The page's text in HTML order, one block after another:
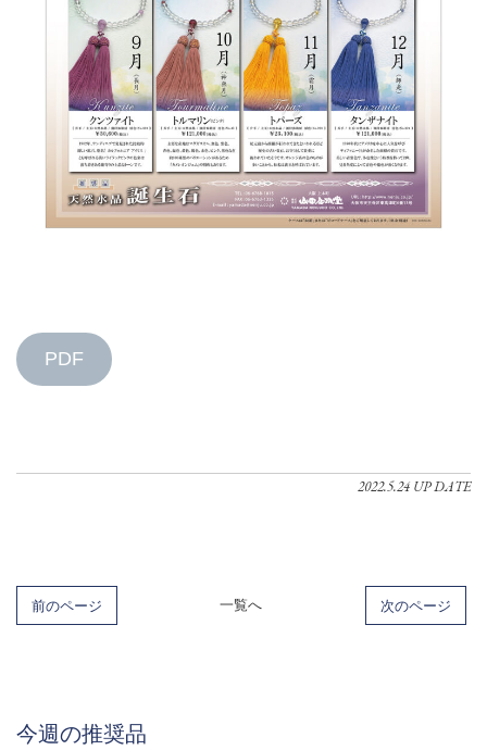
PDF
2022.5.24 UP DATE
前のページ 一覧へ 次のページ
今週の推奨品